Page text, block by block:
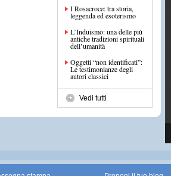
I Rosacroce: tra storia,
leggenda ed esoterismo
L’Induismo: una delle più
antiche tradizioni spirituali
dell’umanità
Oggetti “non identificati”:
Le testimonianze degli
autori classici
Vedi tutti